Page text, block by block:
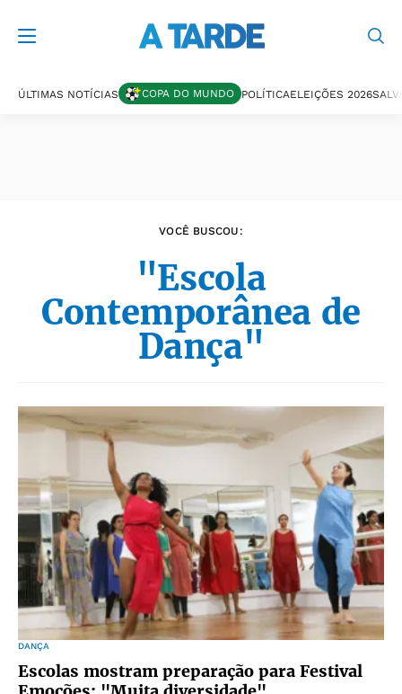
ÚLTIMAS NOTÍCIAS COPA DO MUNDO POLÍTICAELEIÇÕES 2026
VOCÊ BUSCOU:
"Escola
Contemporânea de
Dança"
DANÇA
Escolas mostram preparação para Festival